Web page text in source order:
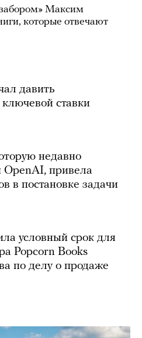
Максим
которые отвечают
давить
ставки
недавно
привела
в постановке задачи
условный срок для
Popcorn Books
по делу о продаже